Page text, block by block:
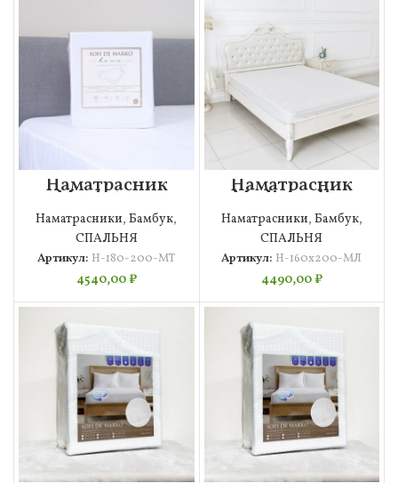
Наматрасник
Magic terry
180х200х30
Наматрасники,Бамбук,
СПАЛЬНЯ
Артикул: Н-180-200-MT
4540,00₽
Наматрасник
Medicine line
160х200
Наматрасники, Бамбук,
СПАЛЬНЯ
Артикул: Н-160х200-МЛ
4490,00₽